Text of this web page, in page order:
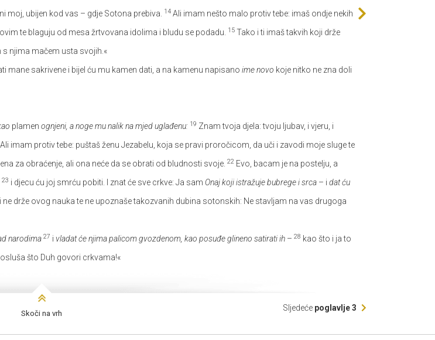
moj, ubijen kod vas – gdje Sotona prebiva.
14 Ali imam nešto malo protiv tebe: imaš ondje nekih
te blaguju od mesa žrtvovana idolima i bludu se podadu.
15 Tako i ti imaš takvih koji drže
s njima mačem usta svojih.«
mane sakrivene i bijel ću mu kamen dati, a na kamenu napisano ime novo koje nitko ne zna doli
plamen ognjeni, a noge mu nalik na mjed uglađenu: 19 Znam tvoja djela: tvoju ljubav, i vjeru, i
Ali imam protiv tebe: puštaš ženu Jezabelu, koja se pravi proročicom, da uči i zavodi moje sluge te
za obraćenje, ali ona neće da se obrati od bludnosti svoje. 22 Evo, bacam je na postelju, a
23 i djecu ću joj smrću pobiti. I znat će sve crkve: Ja sam Onaj koji istražuje bubrege i srca – i dat ću
drže ovog nauka te ne upoznaše takozvanih dubina sotonskih: Ne stavljam na vas drugoga
narodima 27 i vladat će njima palicom gvozdenom, kao posuđe glineno satirati ih – 28 kao što i ja to
što Duh govori crkvama!«
Skoči na vrh
Sljedeće poglavlje 3